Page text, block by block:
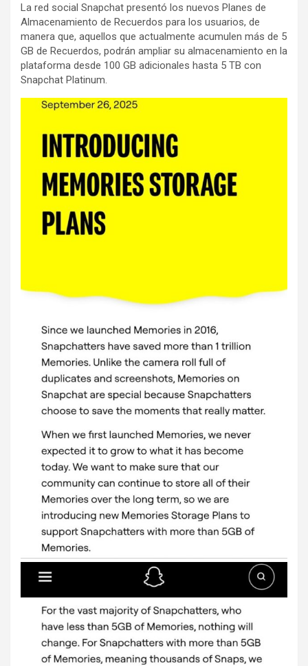
La red social Snapchat presentó los nuevos Planes de
Almacenamiento de Recuerdos para los usuarios, de
manera que, aquellos que actualmente acumulen más de 5
GB de Recuerdos, podrán ampliar su almacenamiento en la
plataforma desde 100 GB adicionales hasta 5 TB con
Snapchat Platinum.